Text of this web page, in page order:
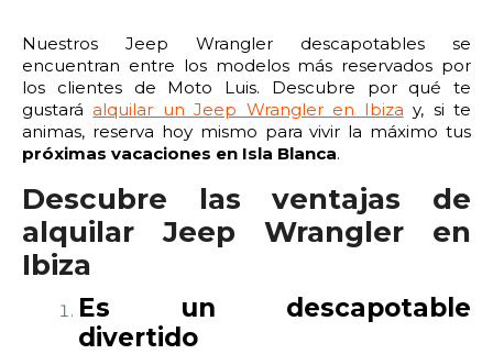
Nuestros Jeep Wrangler descapotables se
encuentran entre los modelos más reservados por
los clientes de Moto Luis. Descubre por qué te
gustaráalquilar un Jeep Wrangler en Ibiza y, si te
animas, reserva hoy mismo para vivir la máximo tus
próximas vacaciones en Isla Blanca.
Descubre las ventajas de
alquilar Jeep Wrangler en
Ibiza
Es un descapotable
divertido
Fecha y hora devolución:
0:00 0:30 1:00 1:30
2:00 3:30
4:00 5:30